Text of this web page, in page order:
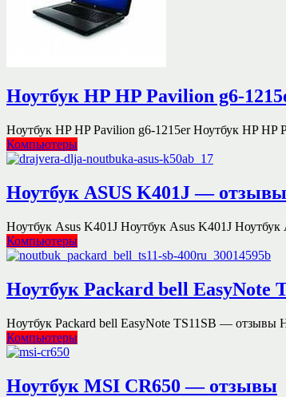
Ноутбук HP HP Pavilion g6-
Ноутбук HP HP Pavilion g6-1215er Ноутбук HP HP
Компьютеры
Ноутбук ASUS K401J — отзывы
Ноутбук Asus K401J Ноутбук Asus K401J
Компьютеры
Ноутбук Packard bell EasyNote
Ноутбук Packard bell EasyNote TS11SB — отзывы
Компьютеры
Ноутбук MSI CR650 — отзывы